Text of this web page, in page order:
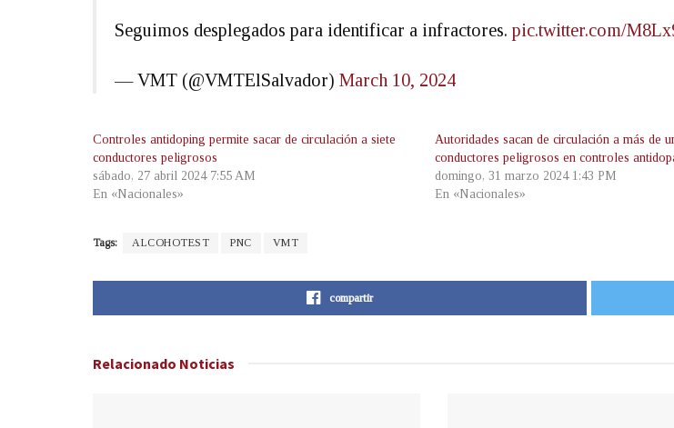
Seguimos desplegados para identificar a infractores. pic.twitter.com/
— VMT (@VMTElSalvador) March 10, 2024
Controles antidoping permite sacar de circulación a siete
conductores peligrosos
sábado, 27 abril 2024 7:55 AM
En «Nacionales»
Autoridades sacan de circulación a más de
conductores peligrosos en controles
domingo, 31 marzo 2024 1:43 PM
En «Nacionales»
Tags: ALCOHOTEST PNC VMT
compartir
Relacionado Noticias